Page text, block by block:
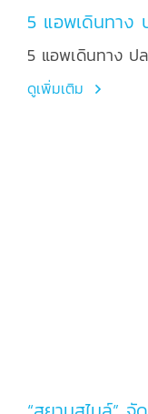
5 แอพเดินทาง
5 แอพเดินทาง ป
ดูเพิ่มเติม